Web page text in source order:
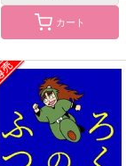
カート